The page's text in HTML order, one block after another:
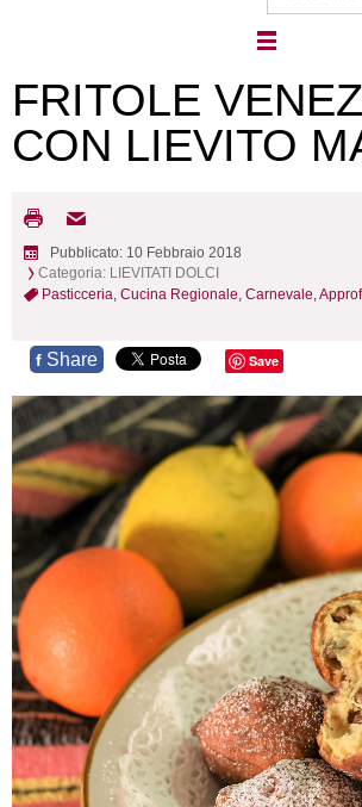
FRITOLE
CON LIEVITO
Pubblicato: 10 Febbraio 2018
Categoria: LIEVITATI DOLCI
Pasticceria, Cucina Regionale, Carnevale,
f Share Save